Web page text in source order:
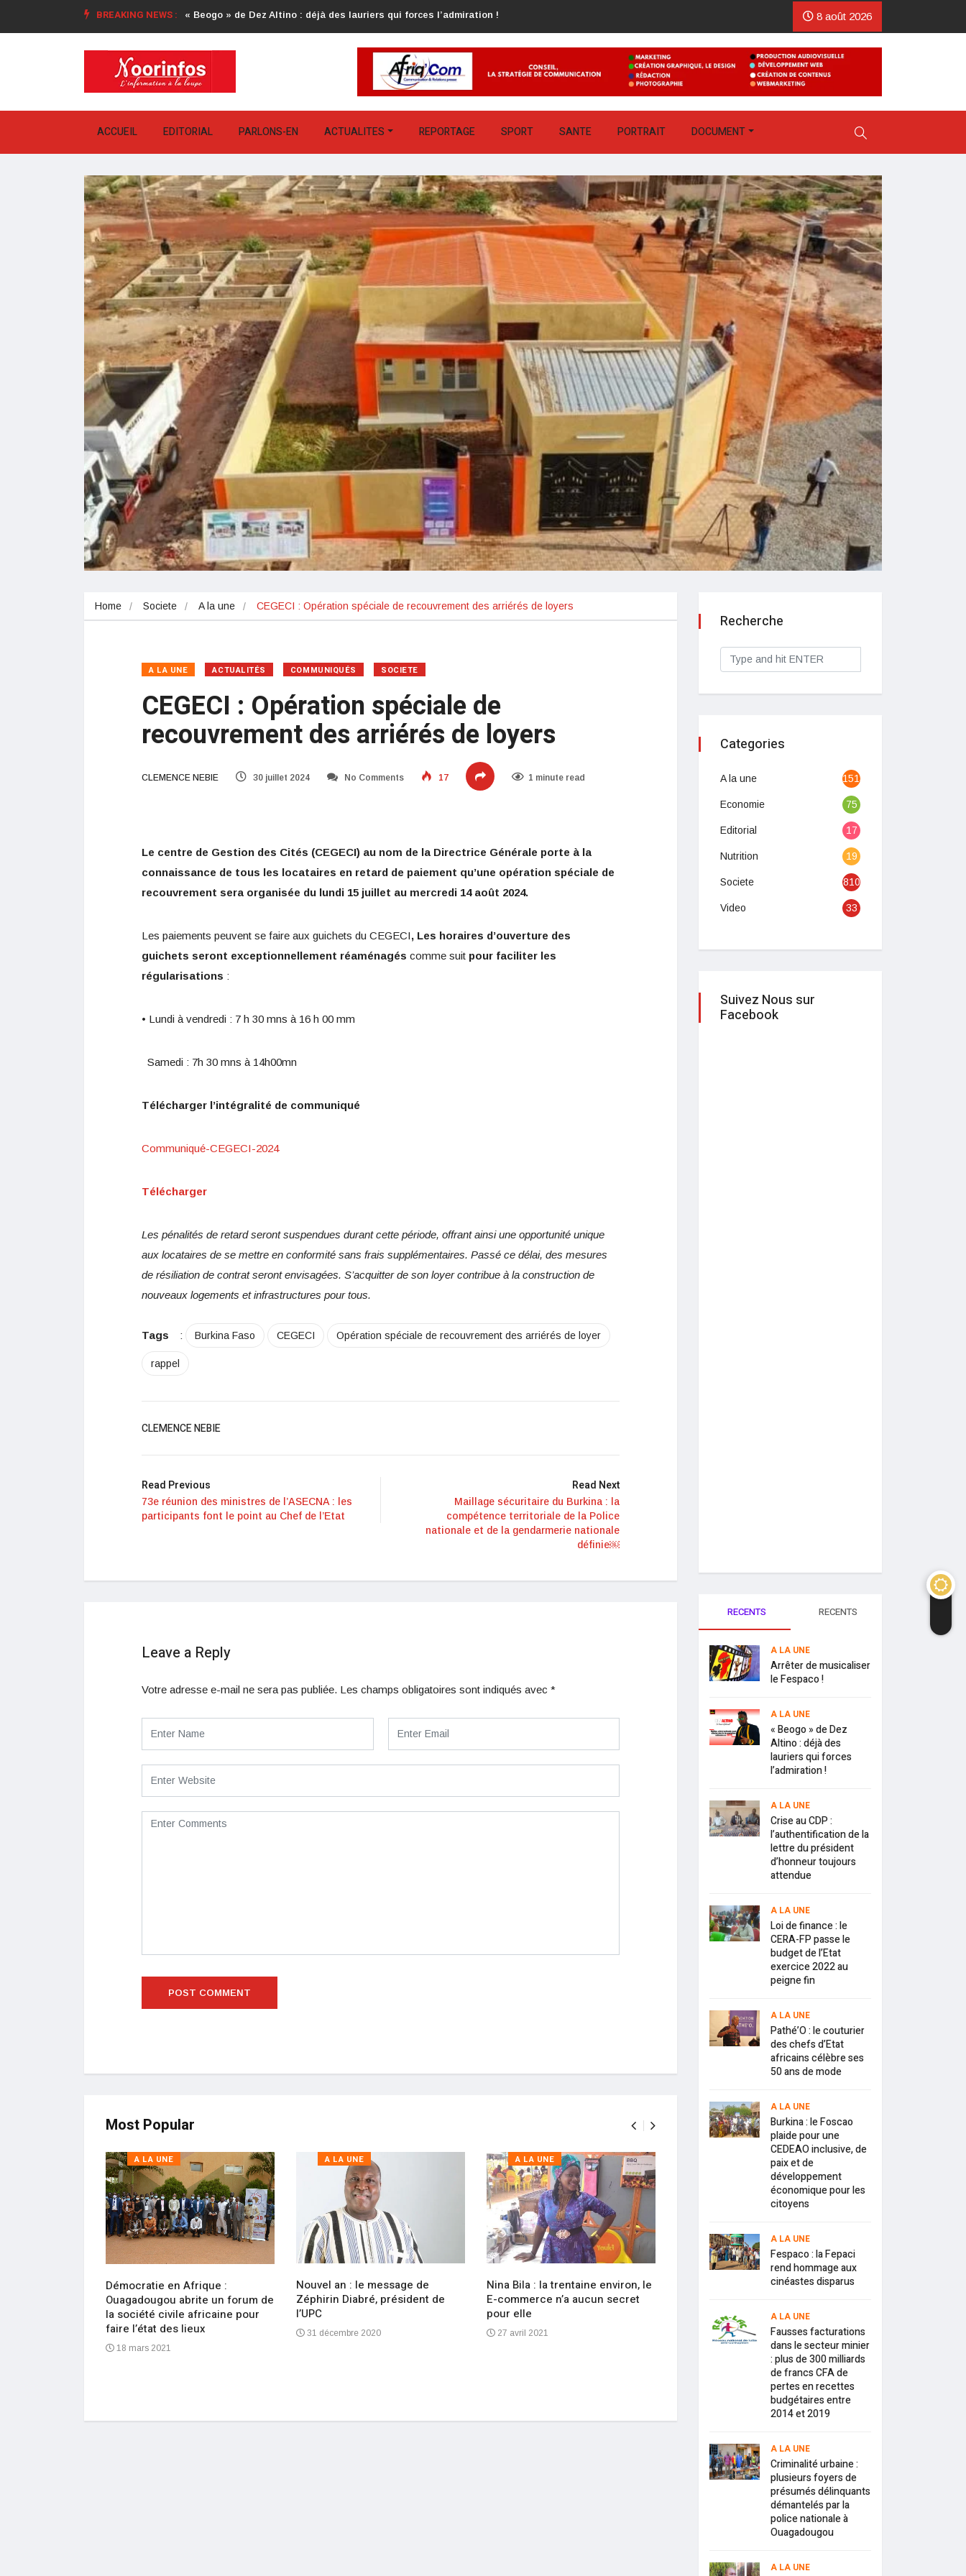
BREAKING NEWS : « Beogo » de Dez Altino : déjà des lauriers qui forces l’admiration ! 8 août 2026
ACCUEIL EDITORIAL PARLONS-EN ACTUALITES REPORTAGE SPORT SANTE PORTRAIT DOCUMENT
Home Societe A la une CEGECI : Opération spéciale de recouvrement des arriérés de loyers
A LA UNE ACTUALITÉS COMMUNIQUÉS SOCIETE
CEGECI : Opération spéciale de
recouvrement des arriérés de loyers
CLEMENCE NEBIE 30 juillet 2024 No Comments 17 1 minute read
Le centre de Gestion des Cités (CEGECI) au nom de la Directrice Générale porte à la
connaissance de tous les locataires en retard de paiement qu’une opération spéciale de
recouvrement sera organisée du lundi 15 juillet au mercredi 14 août 2024.
Les paiements peuvent se faire aux guichets du CEGECI, Les horaires d’ouverture des
guichets seront exceptionnellement réaménagés comme suit pour faciliter les
régularisations :
• Lundi à vendredi : 7 h 30 mns à 16 h 00 mm
Samedi : 7h 30 mns à 14h00mn
Télécharger l’intégralité de communiqué
Communiqué-CEGECI-2024
Télécharger
Les pénalités de retard seront suspendues durant cette période, offrant ainsi une opportunité unique
aux locataires de se mettre en conformité sans frais supplémentaires. Passé ce délai, des mesures
de résiliation de contrat seront envisagées. S’acquitter de son loyer contribue à la construction de
nouveaux logements et infrastructures pour tous.
Tags : Burkina Faso CEGECI Opération spéciale de recouvrement des arriérés de loyer
rappel
CLEMENCE NEBIE
Read Previous
73e réunion des ministres de l’ASECNA : les
participants font le point au Chef de l’Etat
Read Next
Maillage sécuritaire du Burkina : la
compétence territoriale de la Police
nationale et de la gendarmerie nationale
définie￼
Leave a Reply
Votre adresse e-mail ne sera pas publiée. Les champs obligatoires sont indiqués avec *
Most Popular
A LA UNE
Démocratie en Afrique :
Ouagadougou abrite un forum de
la société civile africaine pour
faire l’état des lieux
18 mars 2021
A LA UNE
Nouvel an : le message de
Zéphirin Diabré, président de
l’UPC
31 décembre 2020
A LA UNE
Nina Bila : la trentaine environ, le
E-commerce n’a aucun secret
pour elle
27 avril 2021
Education : liste des élèves du
bourse scolaire
24 mars 2021
Recherche
Categories
A la une 1513
Economie 75
Editorial 17
Nutrition 19
Societe 810
Video 33
Suivez Nous sur
Facebook
RECENTS RECENTS
A LA UNE
Arrêter de musicaliser
le Fespaco !
A LA UNE
« Beogo » de Dez
Altino : déjà des
lauriers qui forces
l’admiration !
A LA UNE
Crise au CDP :
l’authentification de la
lettre du président
d’honneur toujours
attendue
A LA UNE
Loi de finance : le
CERA-FP passe le
budget de l’Etat
exercice 2022 au
peigne fin
A LA UNE
Pathé’O : le couturier
des chefs d’Etat
africains célèbre ses
50 ans de mode
A LA UNE
Burkina : le Foscao
plaide pour une
CEDEAO inclusive, de
paix et de
développement
économique pour les
citoyens
A LA UNE
Fespaco : la Fepaci
rend hommage aux
cinéastes disparus
A LA UNE
Fausses facturations
dans le secteur minier
: plus de 300 milliards
de francs CFA de
pertes en recettes
budgétaires entre
2014 et 2019
A LA UNE
Criminalité urbaine :
plusieurs foyers de
présumés délinquants
démantelés par la
police nationale à
Ouagadougou
A LA UNE